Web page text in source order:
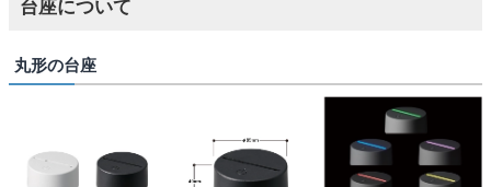
台座について
丸形の台座